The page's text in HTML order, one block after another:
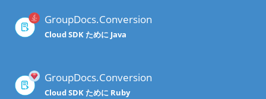
GroupDocs.Conversion
Cloud SDK ために Java
GroupDocs.Conversion
Cloud SDK ために Ruby